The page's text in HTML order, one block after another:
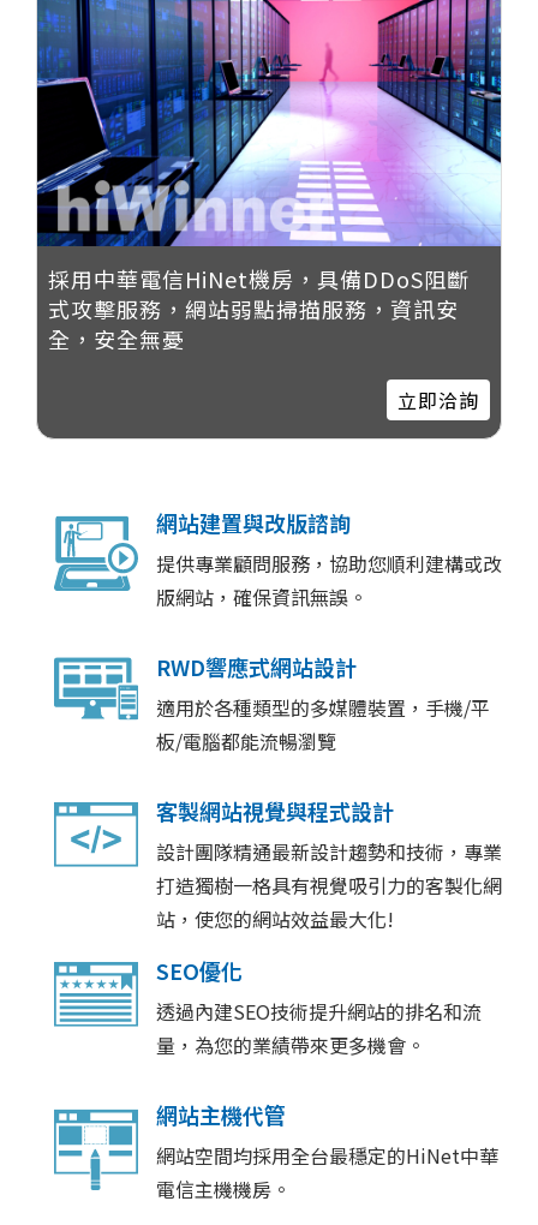
採用中華電信HiNet機房，具備DDoS阻斷
式攻擊服務，網站弱點掃描服務，資訊安
全，安全無憂
立即洽詢
網站建置與改版諮詢
提供專業顧問服務，協助您順利建構或改
版網站，確保資訊無誤。
RWD響應式網站設計
適用於各種類型的多媒體裝置，手機/平
板/電腦都能流暢瀏覽
客製網站視覺與程式設計
設計團隊精通最新設計趨勢和技術，專業
打造獨樹一格具有視覺吸引力的客製化網
站，使您的網站效益最大化!
SEO優化
透過內建SEO技術提升網站的排名和流
量，為您的業績帶來更多機會。
網站主機代管
網站空間均採用全台最穩定的HiNet中華
電信主機機房。